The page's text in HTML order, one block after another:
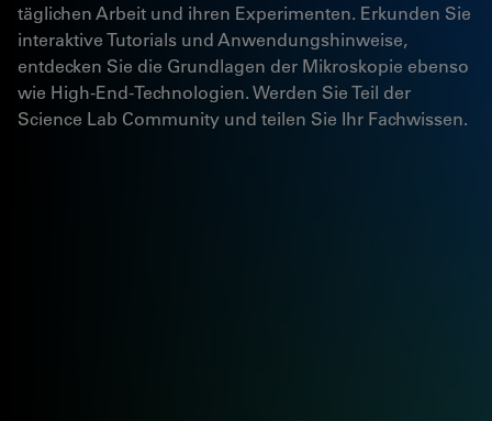
täglichen Arbeit und ihren Experimenten. Erkunden Sie
interaktive Tutorials und Anwendungshinweise,
entdecken Sie die Grundlagen der Mikroskopie ebenso
wie High-End-Technologien. Werden Sie Teil der
Science Lab Community und teilen Sie Ihr Fachwissen.